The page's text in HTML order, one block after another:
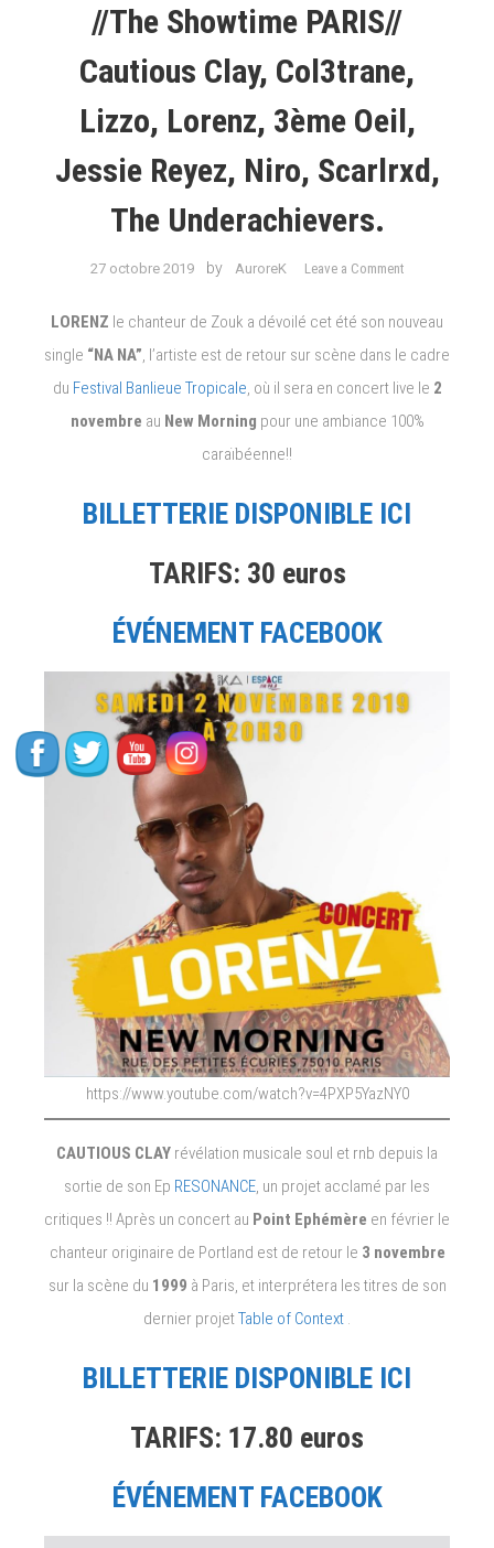
//The Showtime PARIS//
Cautious Clay, Col3trane,
Lizzo, Lorenz, 3ème Oeil,
Jessie Reyez, Niro, Scarlrxd,
The Underachievers.
27 octobre 2019 by AuroreK Leave a Commenton
Showtime
Cautious
Clay,
Col3trane,
LORENZ le chanteur de Zouk a dévoilé cet été son nouveau
single “NA NA”, l’artiste est de retour sur scène dans le cadre
du Festival Banlieue Tropicale, où il sera en concert live le 2
novembre au New Morning pour une ambiance 100%
caraïbéenne!!
BILLETTERIE DISPONIBLE ICI
TARIFS: 30 euros
ÉVÉNEMENT FACEBOOK
https://www.youtube.com/watch?v=4PXP5YazNY0
CAUTIOUS CLAY révélation musicale soul et rnb depuis la
sortie de son Ep RESONANCE, un projet acclamé par les
critiques !! Après un concert au Point Ephémère en février le
chanteur originaire de Portland est de retour le 3 novembre
sur la scène du 1999 à Paris, et interprétera les titres de son
dernier projetTable of Context .
BILLETTERIE DISPONIBLE ICI
TARIFS: 17.80 euros
ÉVÉNEMENT FACEBOOK